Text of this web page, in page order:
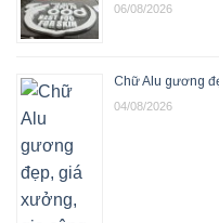
06/08/2026
Chữ Alu gương
04/08/2026